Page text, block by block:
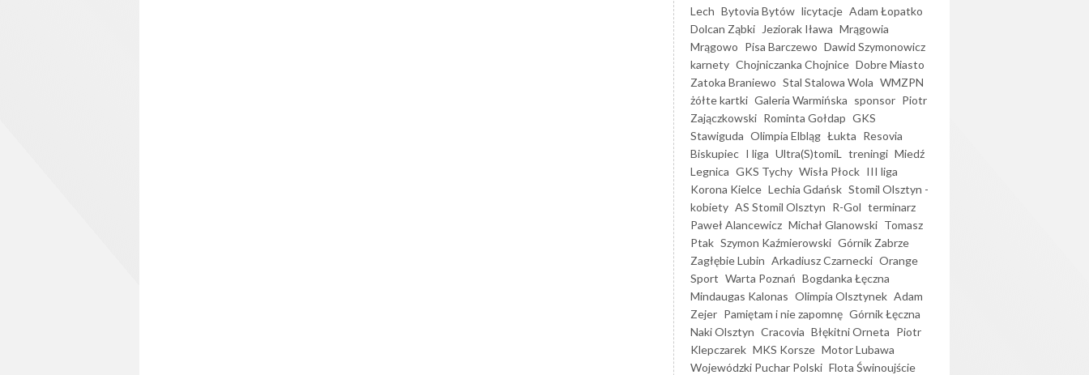
Lech Bytovia Bytów licytacje Adam Łopatko
Dolcan Ząbki
Jeziorak Iława Mrągowia
Mrągowo Pisa Barczewo Dawid Szymonowicz
karnety Chojniczanka Chojnice Dobre Miasto
Zatoka Braniewo Stal Stalowa Wola WMZPN
żółte kartki Galeria Warmińska sponsor Piotr
Zajączkowski Rominta Gołdap GKS
Stawiguda Olimpia Elbląg Łukta Resovia
Biskupiec I liga Ultra(S)tomiL treningi Miedź
Legnica GKS Tychy Wisła Płock III liga
Korona Kielce Lechia Gdańsk Stomil Olsztyn -
kobiety AS Stomil Olsztyn R-Gol terminarz
Paweł Alancewicz Michał Glanowski Tomasz
Ptak Szymon Kaźmierowski Górnik Zabrze
Zagłębie Lubin Arkadiusz Czarnecki Orange
Sport Warta Poznań Bogdanka Łęczna
Mindaugas Kalonas Olimpia Olsztynek Adam
Zejer Pamiętam i nie zapomnę Górnik Łęczna
Naki Olsztyn Cracovia Błękitni Orneta Piotr
Klepczarek MKS Korsze Motor Lubawa
Wojewódzki Puchar Polski Flota Świnoujście